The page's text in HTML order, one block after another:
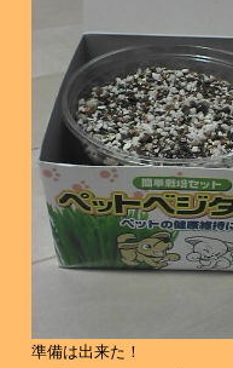
準備は出来た！